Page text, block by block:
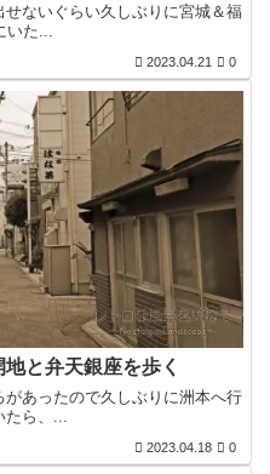
ないぐらい久しぶりに宮城＆福
た...
2023.04.21 0
と弁天銀座を歩く
あったので久しぶりに洲本へ行
ら、...
2023.04.18 0